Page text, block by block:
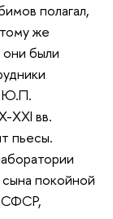
полагал,
же
они были
Ю.П.
XXI вв.
пьесы.
покойной